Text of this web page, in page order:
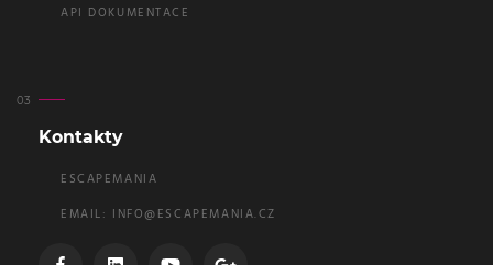
API DOKUMENTACE
Kontakty
ESCAPEMANIA
EMAIL: INFO@ESCAPEMANIA.CZ